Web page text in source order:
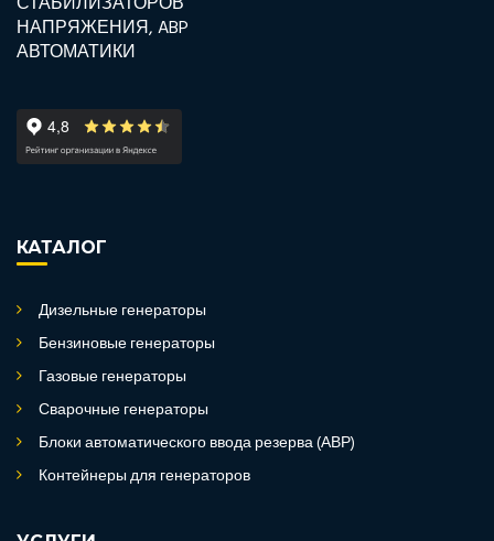
КАТАЛОГ
Дизельные генераторы
Бензиновые генераторы
Газовые генераторы
Сварочные генераторы
Блоки автоматического ввода резерва (АВР)
Контейнеры для генераторов